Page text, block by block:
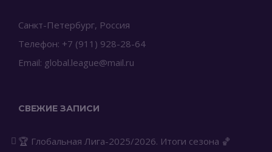
Санкт-Петербург, Россия
Телефон: +7 (911) 928-28-64
Email: global.league@mail.ru
СВЕЖИЕ ЗАПИСИ
🏆 Глобальная Лига-2025/2026. Итоги сезона 🏀